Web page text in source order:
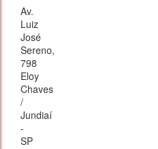
Av.
Luiz
José
Sereno,
798
Eloy
Chaves
/
Jundiaí
-
SP